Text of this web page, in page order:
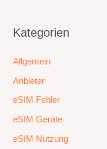
Kategorien
Allgemein
Anbieter
eSIM Fehler
eSIM Geräte
eSIM Nutzung